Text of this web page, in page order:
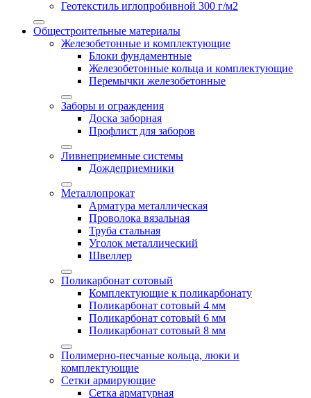
Геотекстиль иглопробивной 300 г/м2
Общестроительные материалы
Железобетонные и комплектующие
Блоки фундаментные
Железобетонные кольца и комплектующие
Перемычки железобетонные
Заборы и ограждения
Доска заборная
Профлист для заборов
Ливнеприемные системы
Дождеприемники
Металлопрокат
Арматура металлическая
Проволока вязальная
Труба стальная
Уголок металлический
Швеллер
Поликарбонат сотовый
Комплектующие к поликарбонату
Поликарбонат сотовый 4 мм
Поликарбонат сотовый 6 мм
Поликарбонат сотовый 8 мм
Полимерно-песчаные кольца, люки и
комплектующие
Сетки армирующие
Сетка арматурная